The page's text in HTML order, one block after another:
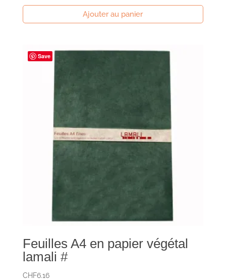
était :
actuel
est :
Ajouter au panier
Save
Feuilles A4 en papier végétal
lamali #
CHF6.16